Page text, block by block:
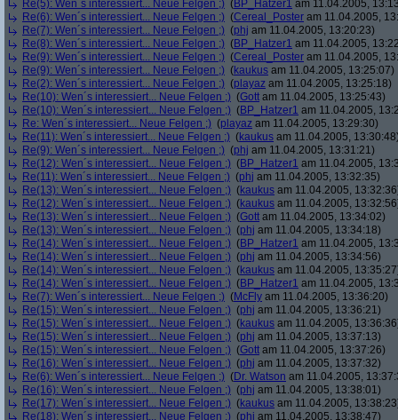
Re(5): Wen´s interessiert... Neue Felgen ;) (BP_Hatzer1 am 11.04.2005,
Re(6): Wen´s interessiert... Neue Felgen ;) (Cereal_Poster am 11.04.2005,
Re(7): Wen´s interessiert... Neue Felgen ;) (phj am 11.04.2005, 13:20:23)
Re(8): Wen´s interessiert... Neue Felgen ;) (BP_Hatzer1 am 11.04.2005,
Re(9): Wen´s interessiert... Neue Felgen ;) (Cereal_Poster am 11.04.2005,
Re(9): Wen´s interessiert... Neue Felgen ;) (kaukus am 11.04.2005, 13:25:07)
Re(2): Wen´s interessiert... Neue Felgen ;) (playaz am 11.04.2005, 13:25:18)
Re(10): Wen´s interessiert... Neue Felgen ;) (Gott am 11.04.2005, 13:25:43)
Re(10): Wen´s interessiert... Neue Felgen ;) (BP_Hatzer1 am 11.04.2005,
Re: Wen´s interessiert... Neue Felgen ;) (playaz am 11.04.2005, 13:29:30)
Re(11): Wen´s interessiert... Neue Felgen ;) (kaukus am 11.04.2005,
Re(9): Wen´s interessiert... Neue Felgen ;) (phj am 11.04.2005, 13:31:21)
Re(12): Wen´s interessiert... Neue Felgen ;) (BP_Hatzer1 am 11.04.2005,
Re(11): Wen´s interessiert... Neue Felgen ;) (phj am 11.04.2005, 13:32:35)
Re(13): Wen´s interessiert... Neue Felgen ;) (kaukus am 11.04.2005,
Re(12): Wen´s interessiert... Neue Felgen ;) (kaukus am 11.04.2005,
Re(13): Wen´s interessiert... Neue Felgen ;) (Gott am 11.04.2005, 13:34:02)
Re(13): Wen´s interessiert... Neue Felgen ;) (phj am 11.04.2005, 13:34:18)
Re(14): Wen´s interessiert... Neue Felgen ;) (BP_Hatzer1 am 11.04.2005,
Re(14): Wen´s interessiert... Neue Felgen ;) (phj am 11.04.2005, 13:34:56)
Re(14): Wen´s interessiert... Neue Felgen ;) (kaukus am 11.04.2005,
Re(14): Wen´s interessiert... Neue Felgen ;) (BP_Hatzer1 am 11.04.2005,
Re(7): Wen´s interessiert... Neue Felgen ;) (McFly am 11.04.2005, 13:36:20)
Re(15): Wen´s interessiert... Neue Felgen ;) (phj am 11.04.2005, 13:36:21)
Re(15): Wen´s interessiert... Neue Felgen ;) (kaukus am 11.04.2005,
Re(15): Wen´s interessiert... Neue Felgen ;) (phj am 11.04.2005, 13:37:13)
Re(15): Wen´s interessiert... Neue Felgen ;) (Gott am 11.04.2005, 13:37:26)
Re(16): Wen´s interessiert... Neue Felgen ;) (phj am 11.04.2005, 13:37:32)
Re(6): Wen´s interessiert... Neue Felgen ;) (Dr. Watson am 11.04.2005,
Re(16): Wen´s interessiert... Neue Felgen ;) (phj am 11.04.2005, 13:38:01)
Re(17): Wen´s interessiert... Neue Felgen ;) (kaukus am 11.04.2005,
Re(18): Wen´s interessiert... Neue Felgen ;) (phj am 11.04.2005, 13:38:47)